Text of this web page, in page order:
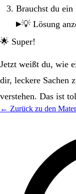
Brauchst du ein
💡 Lösung
🌟 Super!
Jetzt weißt du, wie
dir, leckere Sachen
verstehen. Das ist
← Zurück zu den